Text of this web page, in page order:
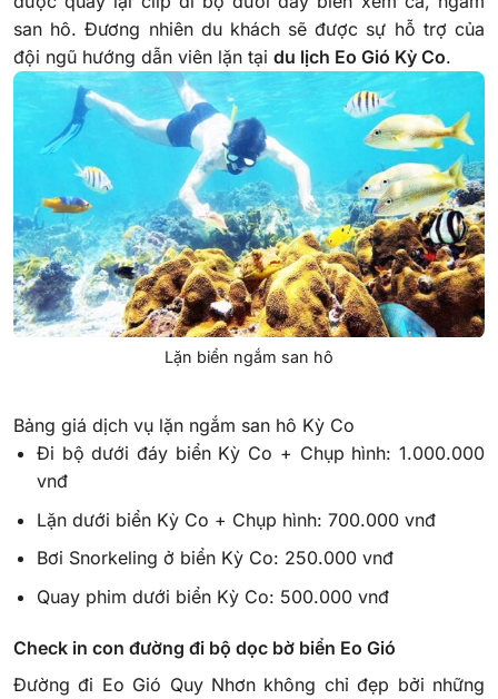
san hô. Đương nhiên du khách sẽ được sự hỗ trợ của
đội ngũ hướng dẫn viên lặn tại du lịch Eo Gió Kỳ Co.
Lặn biển ngắm san hô
Bảng giá dịch vụ lặn ngắm san hô Kỳ Co
Đi bộ dưới đáy biển Kỳ Co + Chụp hình: 1.000.000
vnđ
Lặn dưới biển Kỳ Co + Chụp hình: 700.000 vnđ
Bơi Snorkeling ở biển Kỳ Co: 250.000 vnđ
Quay phim dưới biển Kỳ Co: 500.000 vnđ
Check in con đường đi bộ dọc bờ biển Eo Gió
Đường đi Eo Gió Quy Nhơn không chỉ đẹp bởi những